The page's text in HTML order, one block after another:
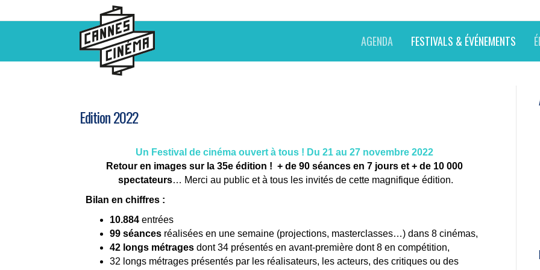
AGENDA FESTIVALS & ÉVÉNEMENTS
Edition 2022
Un Festival de cinéma ouvert à tous ! Du 21 au 27 novembre 2022
Retour en images sur la 35e édition ! + de 90 séances en 7 jours et + de 10 000
spectateurs… Merci au public et à tous les invités de cette magnifique édition.
Bilan en chiffres :
10.884 entrées
99 séances réalisées en une semaine (projections, masterclasses…) dans 8 cinémas,
42 longs métrages dont 34 présentés en avant-première dont 8 en compétition,
32 longs métrages présentés par les réalisateurs, les acteurs, des critiques ou des